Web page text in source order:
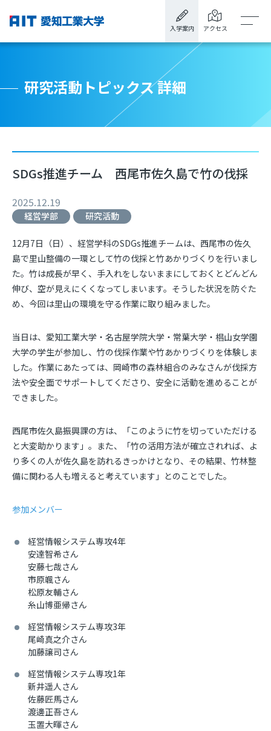
入学案内 アクセス
研究活動トピックス 詳細
SDGs推進チーム 西尾市佐久島で竹の伐採
2025.12.19
経営学部 研究活動
12月7日（日）、経営学科のSDGs推進チームは、西尾市の佐久
島で里山整備の一環として竹の伐採と竹あかりづくりを行いまし
た。竹は成長が早く、手入れをしないままにしておくとどんどん
伸び、空が見えにくくなってしまいます。そうした状況を防ぐた
め、今回は里山の環境を守る作業に取り組みました。
当日は、愛知工業大学・名古屋学院大学・常葉大学・椙山女学園
大学の学生が参加し、竹の伐採作業や竹あかりづくりを体験しま
した。作業にあたっては、岡崎市の森林組合のみなさんが伐採方
法や安全面でサポートしてくださり、安全に活動を進めることが
できました。
西尾市佐久島振興課の方は、「このように竹を切っていただける
と大変助かります」。また、「竹の活用方法が確立されれば、よ
り多くの人が佐久島を訪れるきっかけとなり、その結果、竹林整
備に関わる人も増えると考えています」とのことでした。
参加メンバー
経営情報システム専攻4年
安達智希さん
安藤七哉さん
市原颯さん
松原友輔さん
糸山博亜帰さん
経営情報システム専攻3年
尾崎真之介さん
加藤譲司さん
経営情報システム専攻1年
新井遥人さん
佐藤匠馬さん
渡邊正吾さん
玉置大暉さん